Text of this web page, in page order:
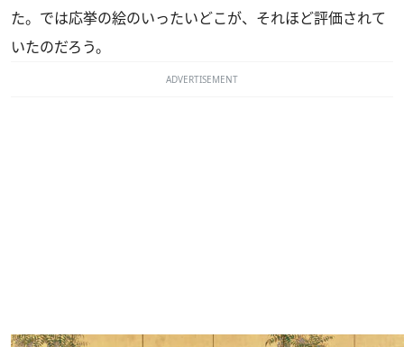
た。では応挙の絵のいったいどこが、それほど評価されて
いたのだろう。
ADVERTISEMENT